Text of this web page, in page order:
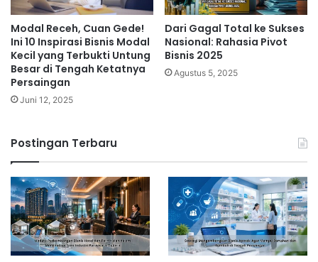
Modal Receh, Cuan Gede!
Ini 10 Inspirasi Bisnis Modal
Kecil yang Terbukti Untung
Besar di Tengah Ketatnya
Persaingan
Juni 12, 2025
Dari Gagal Total ke Sukses
Nasional: Rahasia Pivot
Bisnis 2025
Agustus 5, 2025
Postingan Terbaru